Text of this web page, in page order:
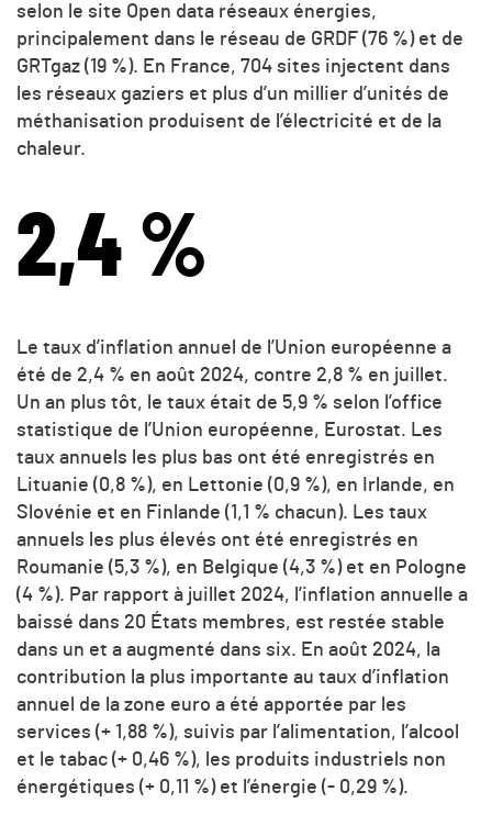
selon le site Open data réseaux énergies,
principalement dans le réseau de GRDF (76 %) et de
GRTgaz (19 %). En France, 704 sites injectent dans
les réseaux gaziers et plus d’un millier d’unités de
méthanisation produisent de l’électricité et de la
chaleur.
2,4 %
Le taux d’inflation annuel de l’Union européenne a
été de 2,4 % en août 2024, contre 2,8 % en juillet.
Un an plus tôt, le taux était de 5,9 % selon l’office
statistique de l’Union européenne, Eurostat. Les
taux annuels les plus bas ont été enregistrés en
Lituanie (0,8 %), en Lettonie (0,9 %), en Irlande, en
Slovénie et en Finlande (1,1 % chacun). Les taux
annuels les plus élevés ont été enregistrés en
Roumanie (5,3 %), en Belgique (4,3 %) et en Pologne
(4 %). Par rapport à juillet 2024, l’inflation annuelle a
baissé dans 20 États membres, est restée stable
dans un et a augmenté dans six. En août 2024, la
contribution la plus importante au taux d’inflation
annuel de la zone euro a été apportée par les
services (+ 1,88 %), suivis par l’alimentation, l’alcool
et le tabac (+ 0,46 %), les produits industriels non
énergétiques (+ 0,11 %) et l’énergie (- 0,29 %).